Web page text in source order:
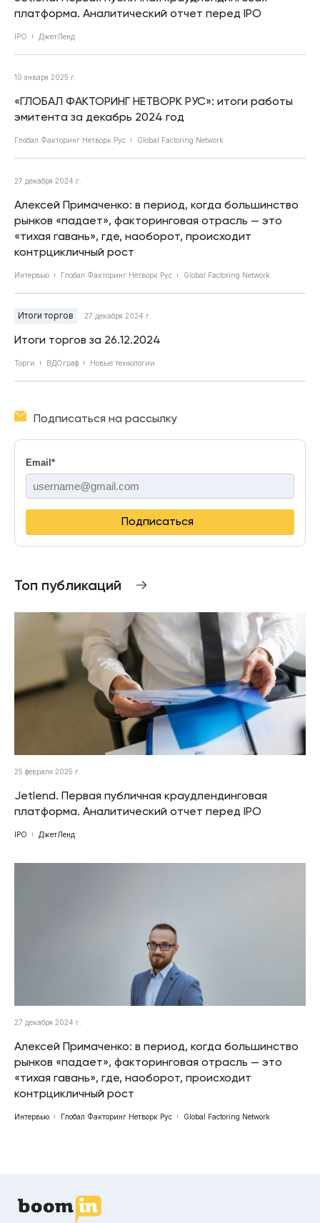
платформа. Аналитический отчет перед IPO
IPO ДжетЛенд
10 января 2025 г.
«ГЛОБАЛ ФАКТОРИНГ НЕТВОРК РУС»: итоги работы
эмитента за декабрь 2024 год
Глобал Факторинг Нетворк Рус Global Factoring Network
27 декабря 2024 г.
Алексей Примаченко: в период, когда большинство
рынков «падает», факторинговая отрасль — это
«тихая гавань», где, наоборот, происходит
контрцикличный рост
Интервью Глобал Факторинг Нетворк Рус Global Factoring Network
Итоги торгов 27 декабря 2024 г.
Итоги торгов за 26.12.2024
Торги ВДОграф Новые технологии
Подписаться на рассылку
Email *
Подписаться
Топ публикаций
25 февраля 2025 г.
Jetlend. Первая публичная краудлендинговая
платформа. Аналитический отчет перед IPO
IPO ДжетЛенд
27 декабря 2024 г.
Алексей Примаченко: в период, когда большинство
рынков «падает», факторинговая отрасль — это
«тихая гавань», где, наоборот, происходит
контрцикличный рост
Интервью Глобал Факторинг Нетворк Рус Global Factoring Network